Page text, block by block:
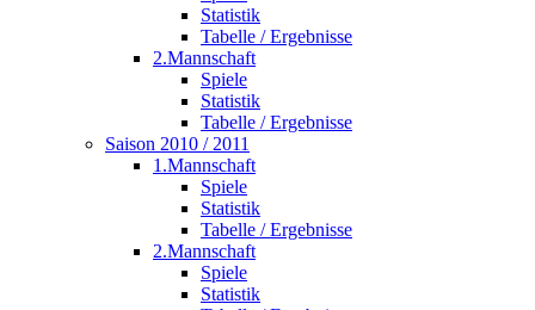
Statistik
Tabelle / Ergebnisse
2.Mannschaft
Spiele
Statistik
Tabelle / Ergebnisse
Saison 2010 / 2011
1.Mannschaft
Spiele
Statistik
Tabelle / Ergebnisse
2.Mannschaft
Spiele
Statistik